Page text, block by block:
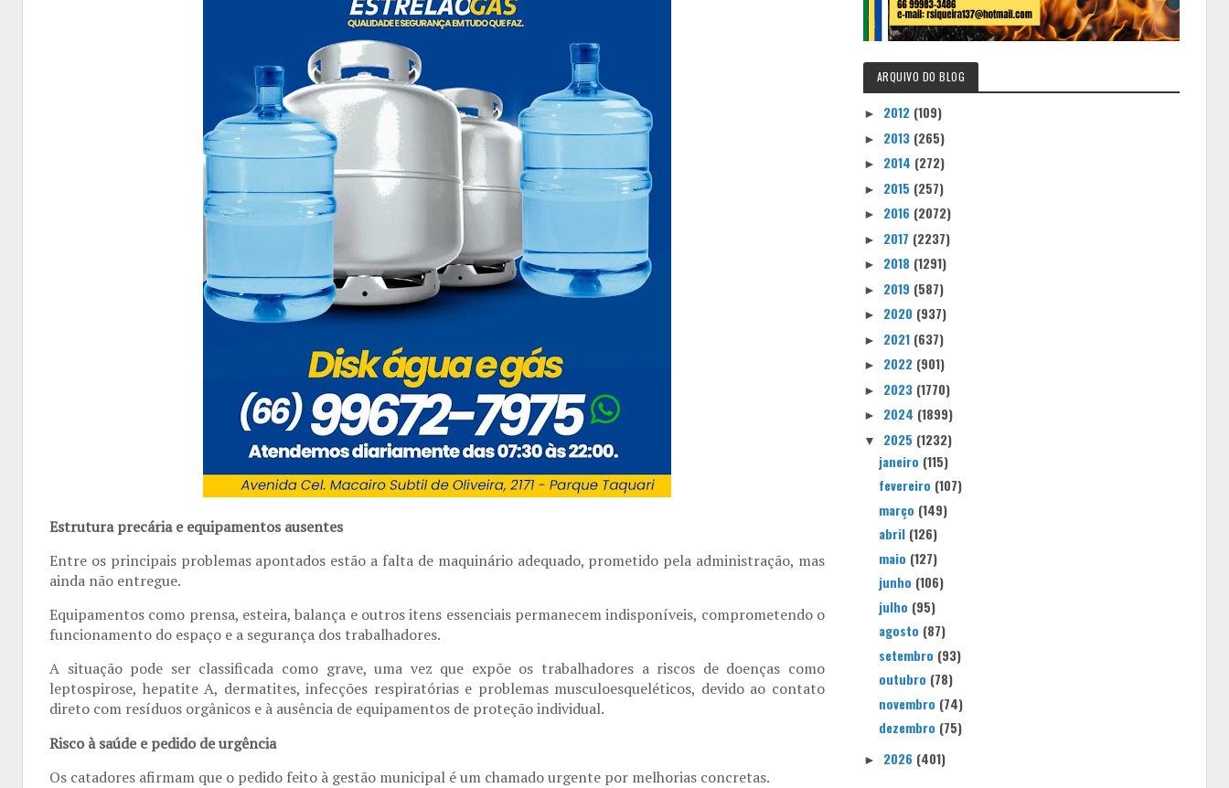
Estrutura precária e equipamentos ausentes
Entre os principais problemas apontados estão a falta de maquinário adequado, prometido pela administração, mas
ainda não entregue.
Equipamentos como prensa, esteira, balança e outros itens essenciaispermanecem indisponíveis, comprometendo o
funcionamento do espaço e a segurança dos trabalhadores.
A situação pode ser classificada como grave, uma vez que expõe os trabalhadores a riscos de doenças como
leptospirose, hepatite A, dermatites, infecções respiratóriase problemas musculoesqueléticos, devido ao contato
direto com resíduos orgânicos e à ausência de equipamentos de proteção individual.
Risco à saúde e pedido de urgência
Os catadores afirmam que o pedido feito à gestão municipal é um chamado urgente por melhorias concretas.
ARQUIVO DO BLOG
► 2012 (109)
► 2013 (265)
► 2014 (272)
► 2015 (257)
► 2016 (2072)
► 2017 (2237)
► 2018 (1291)
► 2019 (587)
► 2020 (937)
► 2021 (637)
► 2022 (901)
► 2023 (1770)
► 2024 (1899)
▼ 2025 (1232)
janeiro (115)
fevereiro (107)
março (149)
abril (126)
maio (127)
junho (106)
julho (95)
agosto (87)
setembro (93)
outubro (78)
novembro (74)
dezembro (75)
► 2026 (401)